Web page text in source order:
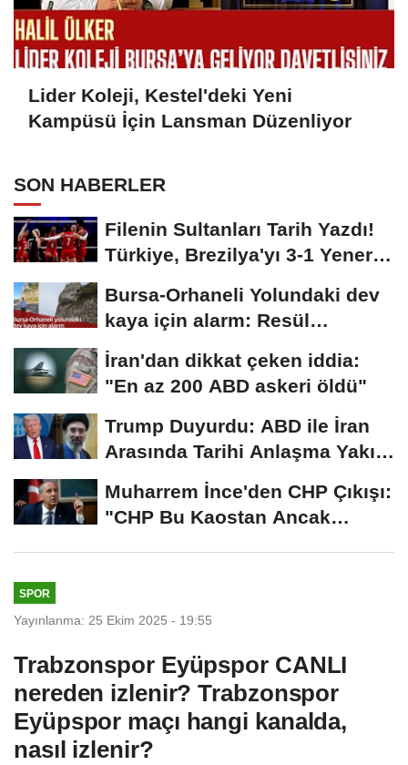
Lider Koleji, Kestel'deki Yeni
Kampüsü İçin Lansman Düzenliyor
SON HABERLER
Filenin Sultanları Tarih Yazdı!
Türkiye, Brezilya'yı 3-1 Yenerek
Bursa-Orhaneli Yolundaki dev
kaya için alarm: Resül
Kaplan'dan yetkililere...
İran'dan dikkat çeken iddia:
"En az 200 ABD askeri öldü"
Trump Duyurdu: ABD ile İran
Arasında Tarihi Anlaşma Yakın!
Muharrem İnce'den CHP Çıkışı:
"CHP Bu Kaostan Ancak
SPOR
Yayınlanma: 25 Ekim 2025 - 19:55
Trabzonspor Eyüpspor CANLI
nereden izlenir? Trabzonspor
Eyüpspor maçı hangi kanalda,
nasıl izlenir?